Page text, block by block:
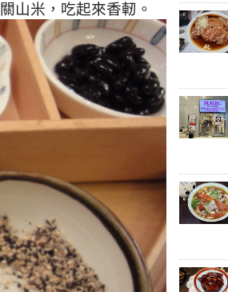
山米，吃起來香軔。